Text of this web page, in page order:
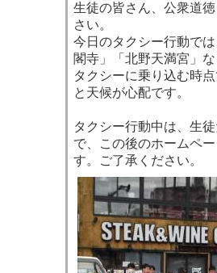
生徒の皆さん、公衆道
さい。
今日のタクシー行動で
閣寺」「北野天満宮」
タクシーに乗り込む時
と天候が心配です。
タクシー行動中は、生
で、この後のホームペ
す。ご了承ください。